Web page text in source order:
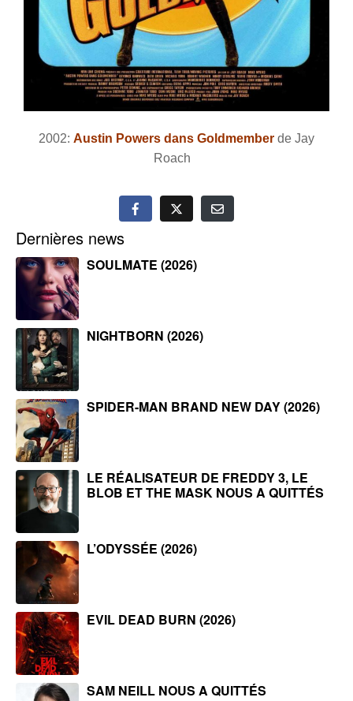
2002: Austin Powers dans Goldmember de Jay
Roach
Dernières news
SOULMATE (2026)
NIGHTBORN (2026)
SPIDER-MAN BRAND NEW DAY (2026)
LE RÉALISATEUR DE FREDDY 3, LE
BLOB ET THE MASK NOUS A QUITTÉS
L’ODYSSÉE (2026)
EVIL DEAD BURN (2026)
SAM NEILL NOUS A QUITTÉS